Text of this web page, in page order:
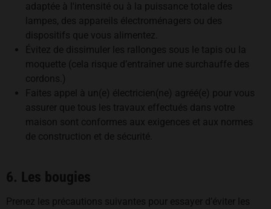
adaptée à l'intensité ou à la puissance totale des
lampes, des appareils électroménagers ou des
dispositifs que vous alimentez.
Évitez de dissimuler les rallonges sous le tapis ou la
moquette (cela risque d’entraîner une surchauffe des
cordons.)
Faites appel à un(e) électricien(ne) agréé(e) pour vous
assurer que tous les travaux effectués dans votre
maison sont conformes aux exigences et aux normes
de construction et de sécurité.
6. Les bougies
Prenez les précautions suivantes pour essayer d’éviter les